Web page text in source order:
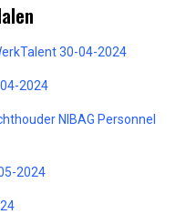
30-04-2024
2024
NIBAG Personnel
2024